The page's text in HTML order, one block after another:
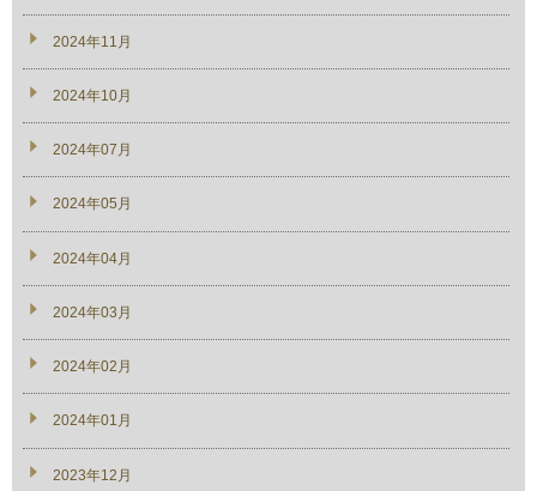
2024年11月
2024年10月
2024年07月
2024年05月
2024年04月
2024年03月
2024年02月
2024年01月
2023年12月